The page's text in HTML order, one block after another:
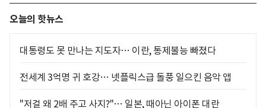
오늘의 핫뉴스
대통령도 못 만나는 지도자… 이란, 통제불능 빠졌다
전세계 3억명 귀 호강… 넷플릭스급 돌풍 일으킨 음악 앱
"저걸 왜 2배 주고 사지?"… 일본, 때아닌 아이폰 대란